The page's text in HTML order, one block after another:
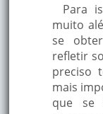
Para
muito
se
refletir
preciso
mais
que se